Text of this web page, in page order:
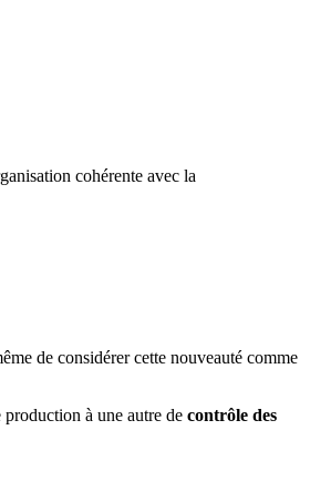
cohérente avec la
de considérer cette nouveauté comme
à une autre de contrôle des